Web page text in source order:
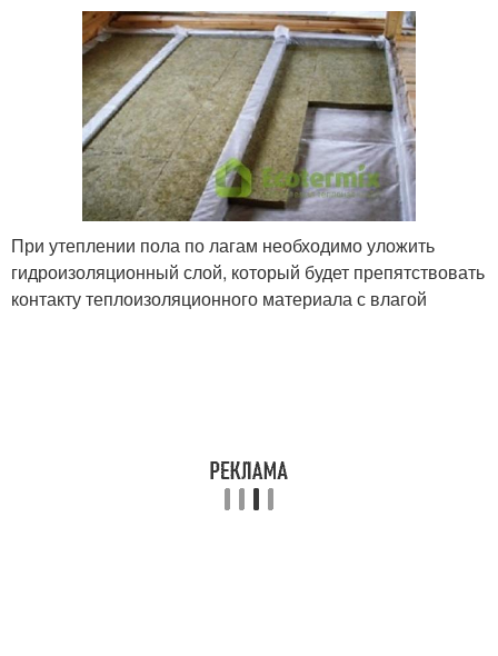
При утеплении пола по лагам необходимо уложить
гидроизоляционный слой, который будет препятствовать
контакту теплоизоляционного материала с влагой